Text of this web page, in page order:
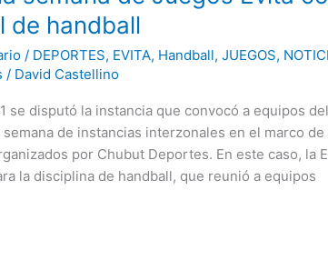
de handball
/ DEPORTES, EVITA, Handball,JUEGOS,
/ David Castellino
se disputó la instancia que convocó a equipos
de instancias interzonales en el marco
por Chubut Deportes. En este caso, la
la disciplina de handball, que reunió a equipos